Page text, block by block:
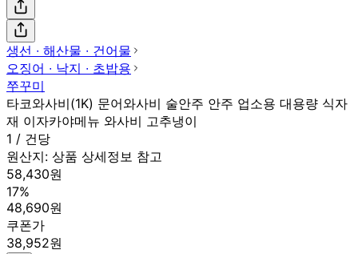
생선 ∙ 해산물 ∙ 건어물
오징어 ∙ 낙지 ∙ 초밥용
쭈꾸미
타코와사비(1K) 문어와사비 술안주 안주 업소용 대용량 식자
재 이자카야메뉴 와사비 고추냉이
1 / 건당
원산지: 상품 상세정보 참고
58,430원
17%
48,690원
쿠폰가
38,952원